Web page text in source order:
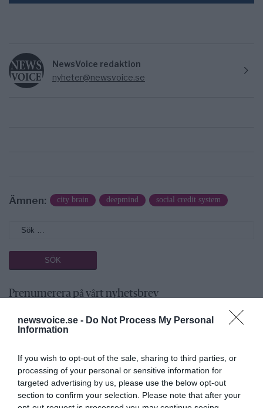
newsvoice.se - Do Not Process My Personal
Information
If you wish to opt-out of the sale, sharing to third parties, or
processing of your personal or sensitive information for
targeted advertising by us, please use the below opt-out
section to confirm your selection. Please note that after your
NewsVoice redaktion
nyheter@newsvoice.se
Ämnen: city brain deepmind social credit system
Prenumerera på vårt nyhetsbrev
Få NewsVoice nyhets-mail